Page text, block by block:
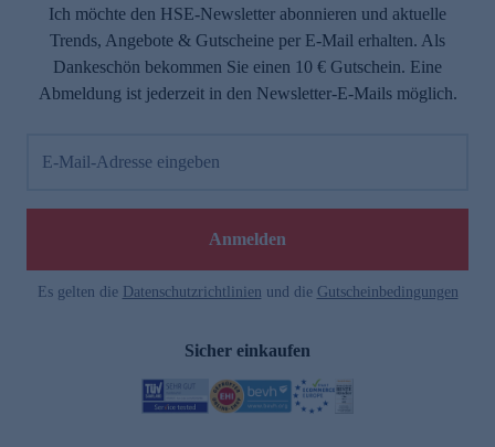
Ich möchte den HSE-Newsletter abonnieren und aktuelle
Trends, Angebote & Gutscheine per E-Mail erhalten. Als
Dankeschön bekommen Sie einen 10 € Gutschein. Eine
Abmeldung ist jederzeit in den Newsletter-E-Mails möglich.
E-Mail-Adresse eingeben
Anmelden
Es gelten die Datenschutzrichtlinien und die Gutscheinbedingungen
Sicher einkaufen